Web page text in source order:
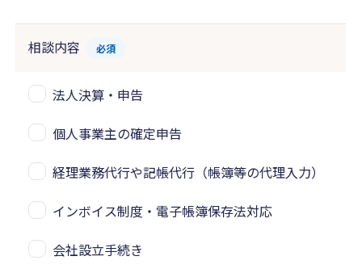
相談内容 必須
法人決算・申告
個人事業主の確定申告
経理業務代行や記帳代行（帳簿等の代理入力）
インボイス制度・電子帳簿保存法対応
会社設立手続き